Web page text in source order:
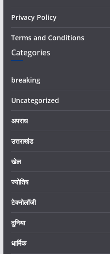
Privacy Policy
Terms and Conditions
Categories
breaking
Uncategorized
अपराध
उत्तराखंड
खेल
ज्योतिष
टेक्नोलॉजी
दुनिया
धार्मिक